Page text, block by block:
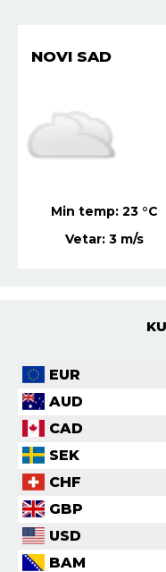
NIŠ
Min temp:21 °C
Vetar: 4 m/s
EUR
AUD
CAD
SEK
CHF
GBP
USD
BAM